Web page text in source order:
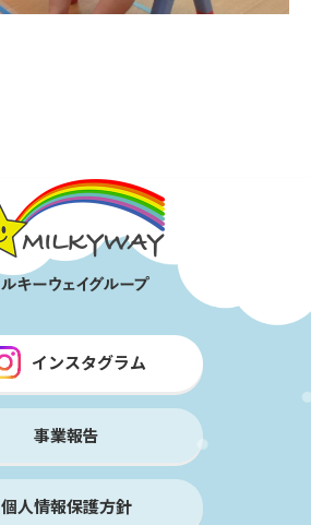
インスタグラム
事業報告
個人情報保護方針